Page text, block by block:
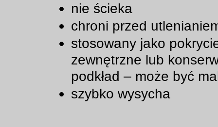
nie ścieka
chroni przed
stosowany jako
zewnętrzne lub
podkład – może być
szybko wysycha